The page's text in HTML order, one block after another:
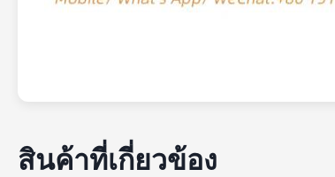
สินค้าที่เกี่ยวข้อง